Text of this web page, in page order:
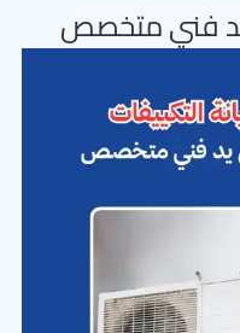
يد فني متخصص